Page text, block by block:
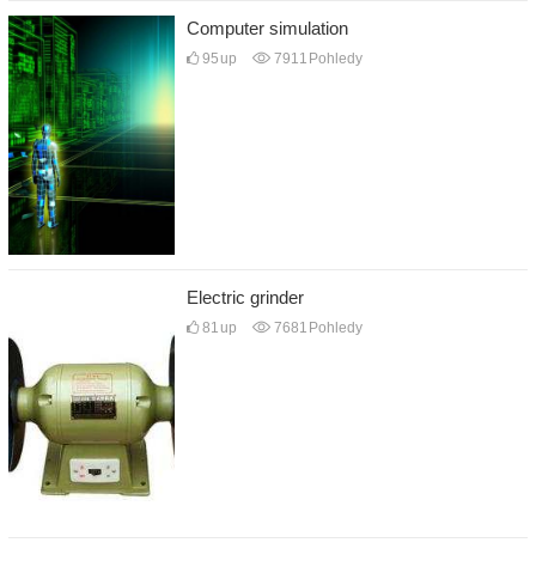
Computer simulation
95 up 7911 Pohledy
Electric grinder
81 up 7681 Pohledy